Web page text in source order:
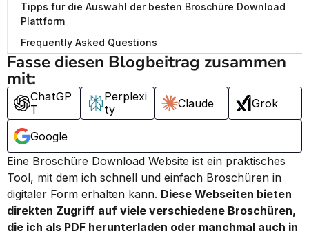
Tipps für die Auswahl der besten Broschüre Download
Plattform
Frequently Asked Questions
Fasse diesen Blogbeitrag zusammen
mit:
ChatGP
T
Perplexi
ty
Claude Grok
Google
Eine Broschüre Download Website ist ein praktisches
Tool, mit dem ich schnell und einfach Broschüren in
digitaler Form erhalten kann. Diese Webseiten bieten
direkten Zugriff auf viele verschiedene Broschüren,
die ich als PDF herunterladen oder manchmal auch in